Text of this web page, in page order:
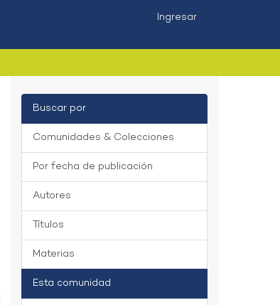
Ingresar
Buscar por
Comunidades & Colecciones
Por fecha de publicación
Autores
Títulos
Materias
Esta comunidad